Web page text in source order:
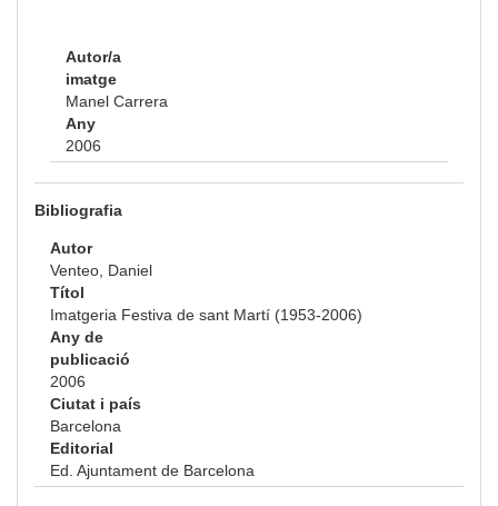
Autor/a
imatge
Manel Carrera
Any
2006
Bibliografia
Autor
Venteo, Daniel
Títol
Imatgeria Festiva de sant Martí (1953-2006)
Any de
publicació
2006
Ciutat i país
Barcelona
Editorial
Ed. Ajuntament de Barcelona